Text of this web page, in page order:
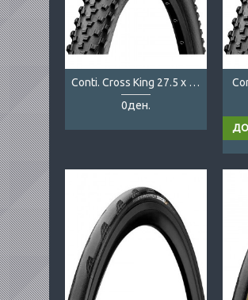
Conti. Cross King 27.5 x 2.3
0ден.